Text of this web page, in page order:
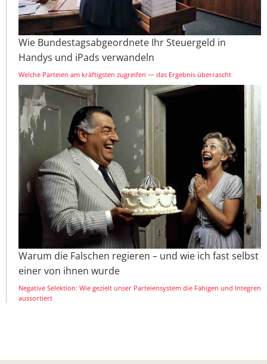
Wie Bundestagsabgeordnete Ihr Steuergeld in
Handys und iPads verwandeln
Welche Parteien am kräftigsten zugreifen — das Ergebnis überrascht
Warum die Falschen regieren – und wie ich fast selbst
einer von ihnen wurde
Negative Selektion: Wie gezielt unser Parteiensystem die Fähigen und Integren
aussortiert